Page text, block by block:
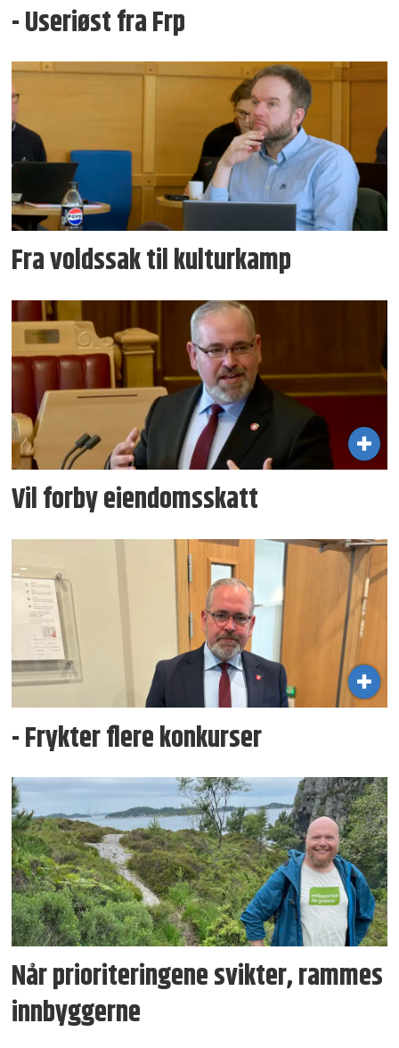
- Useriøst fra Frp
Fra voldssak til kulturkamp
Vil forby eiendomsskatt
- Frykter flere konkurser
Når prioriteringene svikter, rammes
innbyggerne